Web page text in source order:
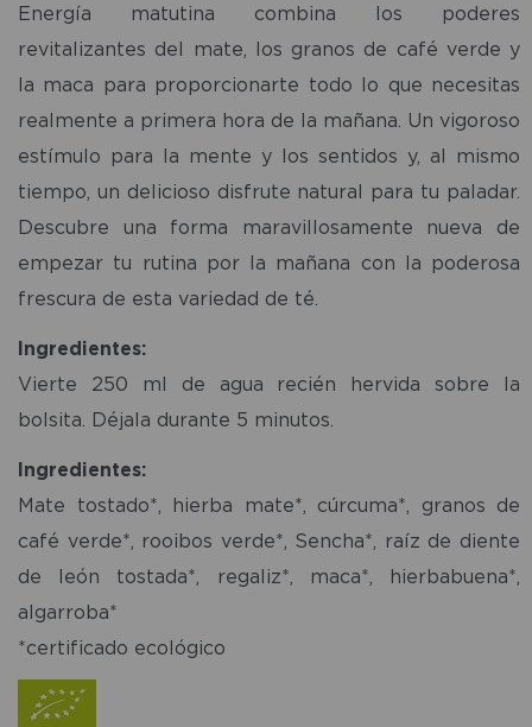
Energía matutina combina los poderes
revitalizantes del mate, los granos de café verde y
la maca para proporcionarte todo lo que necesitas
realmente a primera hora de la mañana. Un vigoroso
estímulo para la mente y los sentidos y, al mismo
tiempo, un delicioso disfrute natural para tu paladar.
Descubre una forma maravillosamente nueva de
empezar tu rutina por la mañana con la poderosa
frescura de esta variedad de té.
Ingredientes:
Vierte 250 ml de agua recién hervida sobre la
bolsita. Déjala durante 5 minutos.
Ingredientes:
Mate tostado*, hierba mate*, cúrcuma*, granos de
café verde*, rooibos verde*, Sencha*, raíz de diente
de león tostada*, regaliz*, maca*, hierbabuena*,
algarroba*
*certificado ecológico